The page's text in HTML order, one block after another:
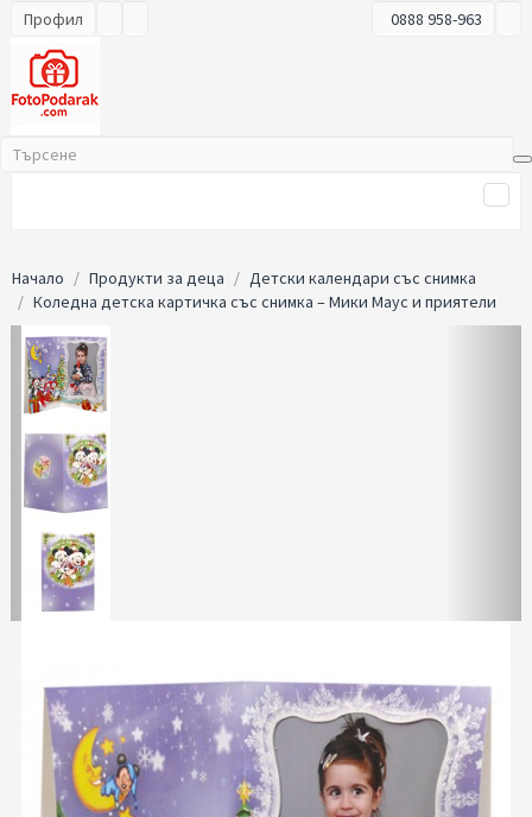
Профил 0888 958-963
Начало Продукти за деца
Детски календари със снимка
Коледна детска картичка със снимка – Мики Маус и приятели